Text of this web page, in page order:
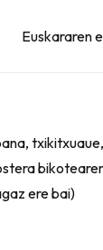
Euskararen
ere bai)